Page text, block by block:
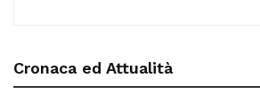
Cronaca ed Attualità